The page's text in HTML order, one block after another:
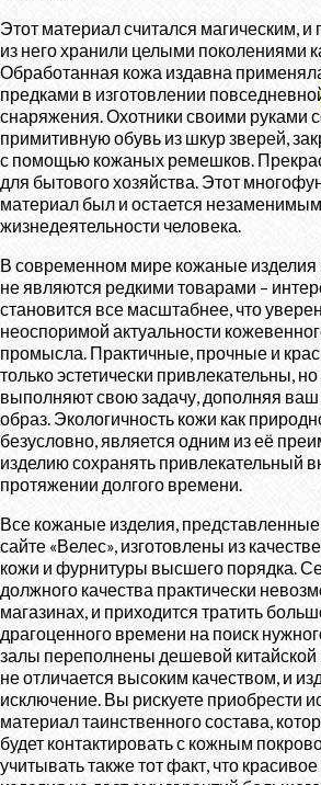
Этот материал считался магическим, и
из него хранили целыми поколениями
Обработанная кожа издавна
предками в изготовлении
снаряжения. Охотники своими руками
примитивную обувь из шкур зверей,
с помощью кожаных ремешков.
для бытового хозяйства. Этот
материал был и остается
жизнедеятельности человека.
В современном мире кожаные изделия
не являются редкими товарами –
становится все масштабнее, что
неоспоримой актуальности
промысла. Практичные, прочные и
только эстетически привлекательны,
выполняют свою задачу, дополняя
образ. Экологичность кожи как
безусловно, является одним из её
изделию сохранять привлекательный
протяжении долгого времени.
Все кожаные изделия,
сайте «Велес», изготовлены из
кожи и фурнитуры высшего порядка.
должного качества практически
магазинах, и приходится тратить
драгоценного времени на поиск
залы переполнены дешевой китайской
не отличается высоким качеством, и
исключение. Вы рискуете приобрести
материал таинственного состава,
будет контактировать с кожным
учитывать также тот факт, что